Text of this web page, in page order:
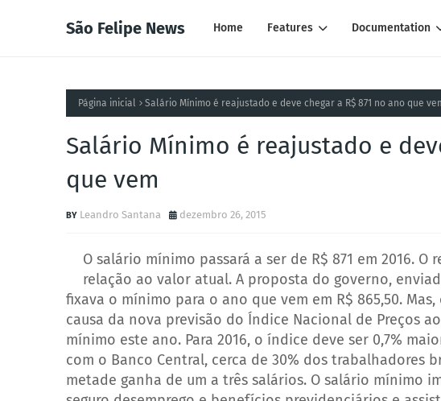
São Felipe News Home Features Documentation
Página inicial Salário Mínimo é reajustado e deve chegar a R$ 871 no ano que
Salário Mínimo é reajustado e
que vem
Leandro Santana dezembro 26, 2015
O salário mínimo passará a ser de R$ 871 em 2016.
relação ao valor atual. A proposta do governo,
fixava o mínimo para o ano que vem em R$ 865,50.
causa da nova previsão do Índice Nacional de Preços
mínimo este ano. Para 2016, o índice deve ser 0,7%
com o Banco Central, cerca de 30% dos trabalhadores
metade ganha de um a três salários. O salário mínimo